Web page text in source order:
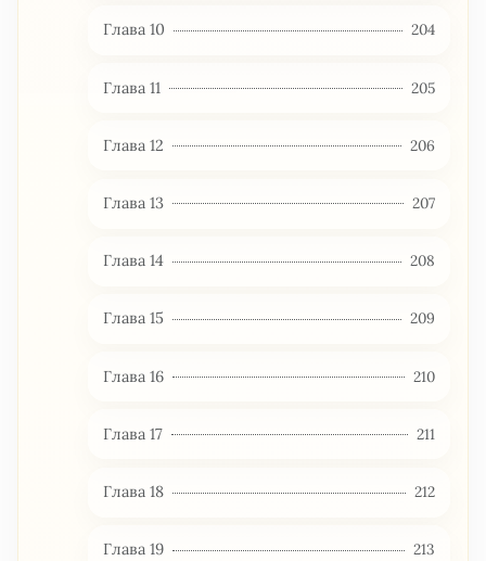
Глава 10 204
Глава 11 205
Глава 12 206
Глава 13 207
Глава 14 208
Глава 15 209
Глава 16 210
Глава 17 211
Глава 18 212
Глава 19 213